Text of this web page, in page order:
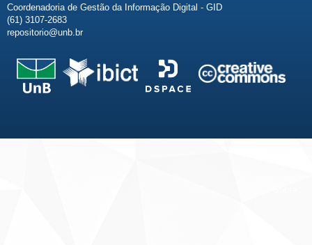
Coordenadoria de Gestão da Informação Digital - GID
(61) 3107-2683
repositorio@unb.br